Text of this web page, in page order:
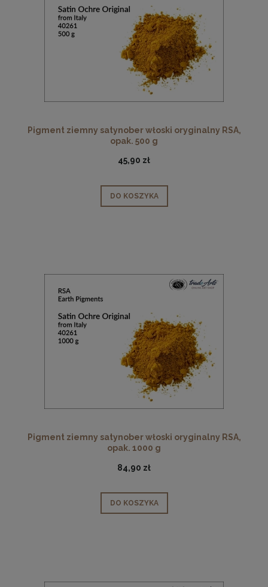
Pigment ziemny satynober włoski oryginalny RSA,
opak. 500 g
45,90 zł
DO KOSZYKA
Pigment ziemny satynober włoski oryginalny RSA,
opak. 1000 g
84,90 zł
DO KOSZYKA